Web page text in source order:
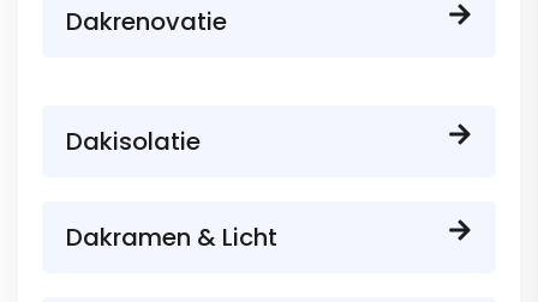
Dakrenovatie
Dakisolatie
Dakramen & Licht